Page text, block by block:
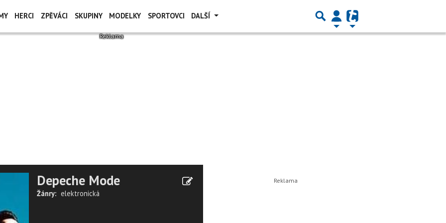
HERCI ZPĚVÁCI SKUPINY MODELKY SPORTOVCI DALŠÍ
Depeche Mode
Žánry: elektronická